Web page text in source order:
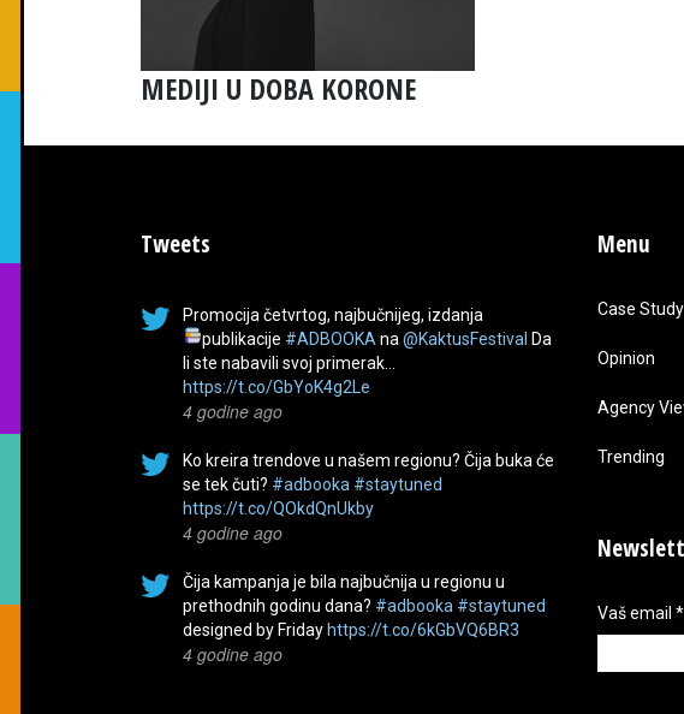
MEDIJI U DOBA KORONE
Tweets
Promocija četvrtog, najbučnijeg, izdanja
publikacije #ADBOOKA na @KaktusFestival Da
li ste nabavili svoj primerak…
https://t.co/GbYoK4g2Le
4 godine ago
Ko kreira trendove u našem regionu? Čija buka će
se tek čuti? #adbooka #staytuned
https://t.co/QOkdQnUkby
4 godine ago
Čija kampanja je bila najbučnija u regionu u
prethodnih godinu dana? #adbooka #staytuned
designed by Friday https://t.co/6kGbVQ6BR3
4 godine ago
Menu
Case Study
Opinion
Agency
Trending
Vaš email *